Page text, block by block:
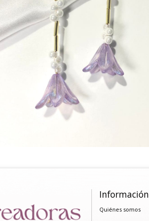
Información
Quiénes somos